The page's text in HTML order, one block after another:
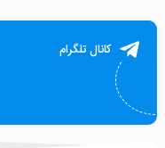
کانال تلگرام